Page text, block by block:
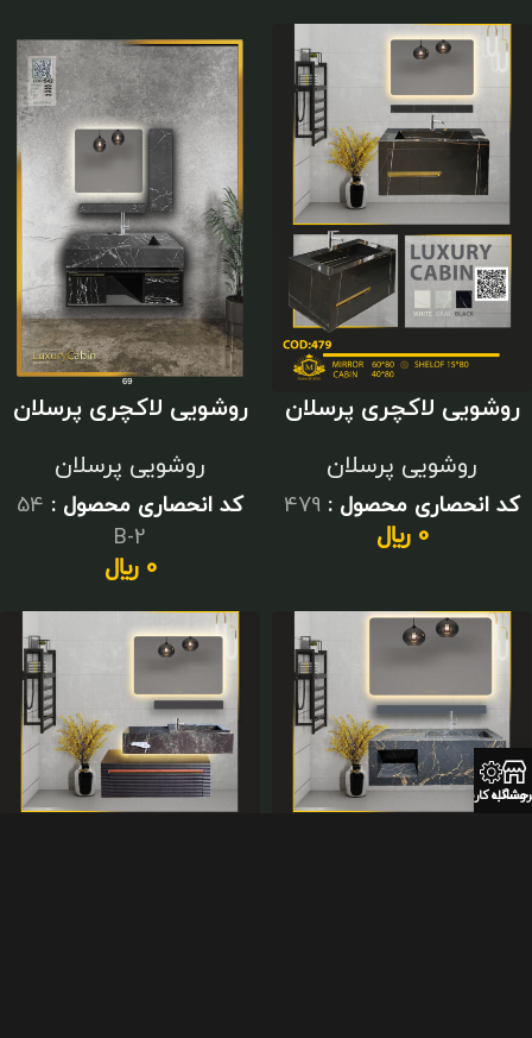
روشویی لاکچری پرسلان
روشویی پرسلان
کد انحصاری محصول : 479
0 ﷼
روشویی لاکچری پرسلان
روشویی پرسلان
کد انحصاری محصول : 54
2-B
0 ﷼
حساب کاربری